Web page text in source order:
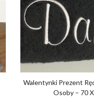
Walentynki Prezent
Osoby – 70